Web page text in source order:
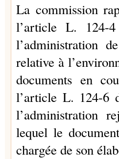
La commission
l’article L. 124-
l’administration
relative à
documents en
l’article L. 124-6
l’administration
lequel le
chargée de son